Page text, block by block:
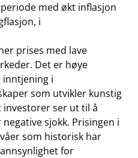
med økt inflasjon
i
prises med lave
Det er høye
i
som utvikler kunstig
investorer ser ut til å
sjokk. Prisingen i
som historisk har
for